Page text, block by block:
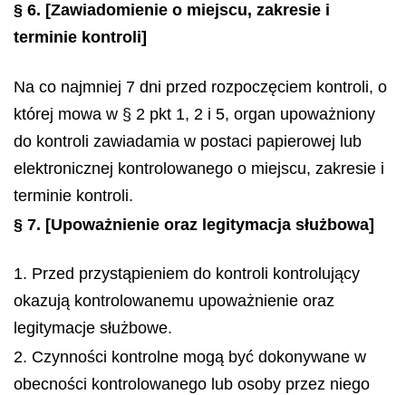
§ 6. [Zawiadomienie o miejscu, zakresie i
terminie kontroli]
Na co najmniej 7 dni przed rozpoczęciem kontroli, o
której mowa w § 2 pkt 1, 2 i 5, organ upoważniony
do kontroli zawiadamia w postaci papierowej lub
elektronicznej kontrolowanego o miejscu, zakresie i
terminie kontroli.
§ 7. [Upoważnienie oraz legitymacja służbowa]
1. Przed przystąpieniem do kontroli kontrolujący
okazują kontrolowanemu upoważnienie oraz
legitymacje służbowe.
2. Czynności kontrolne mogą być dokonywane w
obecności kontrolowanego lub osoby przez niego